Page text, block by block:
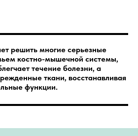
решить многие серьезные
костно-мышечной системы,
течение болезни, а
ткани, восстанавливая
функции.